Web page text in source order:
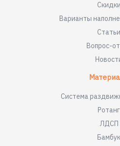
Скидки
Варианты
Статьи
Вопрос-
Система
Ротанг
ЛДСП
Бамбук